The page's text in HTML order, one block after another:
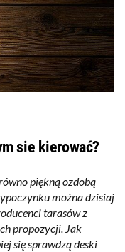
sie kierować?
piękną ozdobą
można dzisiaj
tarasów z
propozycji. Jak
się sprawdzą deski